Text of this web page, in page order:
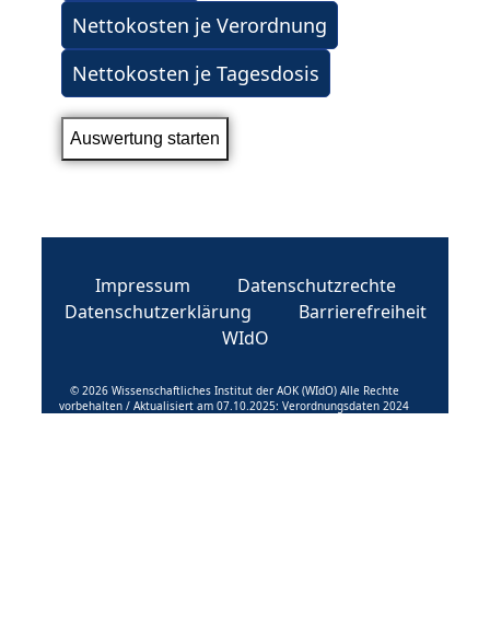
Nettokosten je Verordnung
Nettokosten je Tagesdosis
Impressum
Datenschutzrechte
Datenschutzerklärung
Barrierefreiheit
WIdO
© 2026 Wissenschaftliches Institut der AOK (WIdO) Alle Rechte
vorbehalten / Aktualisiert am 07.10.2025: Verordnungsdaten 2024